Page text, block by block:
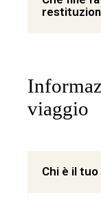
viaggio
Chi è il